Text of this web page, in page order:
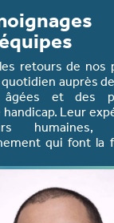
retours de nos
auprès
âgées et des
Leur
humaines,
qui font